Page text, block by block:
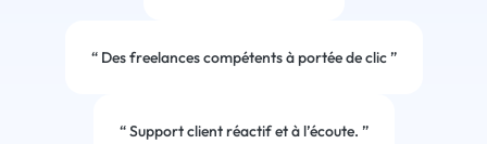
“Des freelances compétents à portée de clic”
“Support client réactif et à l’écoute. ”